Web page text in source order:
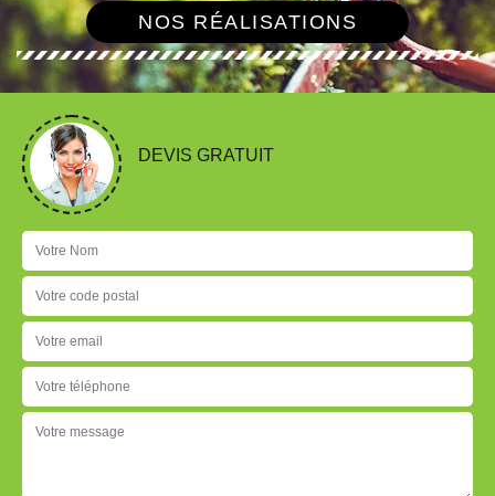
NOS RÉALISATIONS
DEVIS GRATUIT